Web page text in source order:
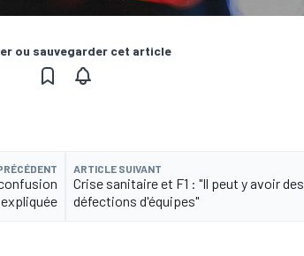
ou sauvegarder cet article
expliquée
ARTICLE SUIVANT
Crise sanitaire et F1 : "Il peut y avoir des
défections d'équipes"